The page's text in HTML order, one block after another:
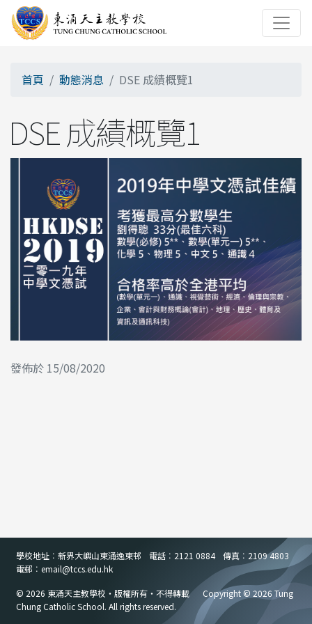
首頁 動態消息 DSE 成績概覽1
DSE 成績概覽1
發佈於 15/08/2020
學校地址︰新界大嶼山東涌逸東邨 電話︰2121 0884
傳真︰2109 4803
電郵︰email@tccs.edu.hk
© 2026 東涌天主教學校・版權所有・不得轉載
Copyright © 2026 Tung
Chung Catholic School. All rights reserved.